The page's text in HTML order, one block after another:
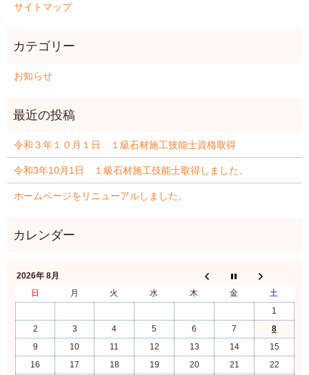
サイトマップ
お知らせ
令和３年１０月１日 １級石材施工技能士資格取得
令和3年10月1日 １級石材施工技能士取得しました。
ホームページをリニューアルしました。
2026年 8月
日
月 火 水 木 金
土
1
2
3 4 5 6 7
8
9
10 11 12 13 14
15
16
17 18 19 20 21 22